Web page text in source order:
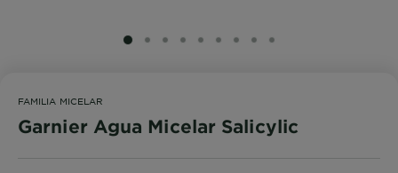
SLIDE 1
SLIDE 2
SLIDE 3
SLIDE 4
SLIDE 5
SLIDE 6
SLIDE 7
SLIDE 8
SLIDE 9
FAMILIA MICELAR
Garnier Agua Micelar Salicylic